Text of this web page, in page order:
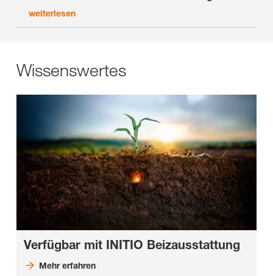
weiterlesen
Wissenswertes
Verfügbar mit INITIO Beizausstattung
Mehr erfahren